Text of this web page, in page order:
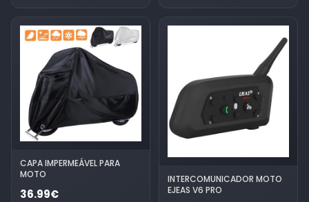
CAPA IMPERMEÁVEL PARA
MOTO
36.99€
INTERCOMUNICADOR MOTO
EJEAS V6 PRO